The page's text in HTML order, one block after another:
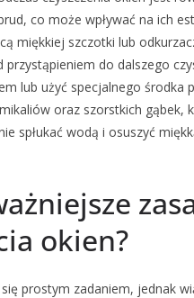
co może wpływać na ich
miękkiej szczotki lub
przystąpieniem do dalszego
lub użyć specjalnego środka
oraz szorstkich
spłukać wodą i osuszyć
okien?
prostym zadaniem, jednak